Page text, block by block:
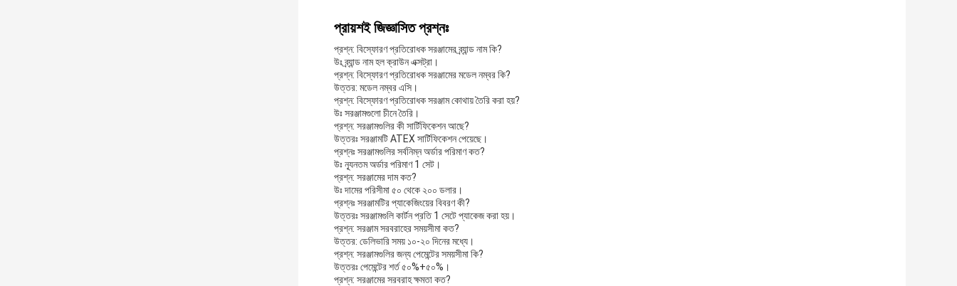
প্রায়শই জিজ্ঞাসিত প্রশ্নঃ
প্রশ্ন: বিস্ফোরণ প্রতিরোধক সরঞ্জামের ব্র্যান্ড নাম কি?
উঃ ব্র্যান্ড নাম হল ক্রাউন এক্সট্রা।
প্রশ্ন: বিস্ফোরণ প্রতিরোধক সরঞ্জামের মডেল নম্বর কি?
উত্তর: মডেল নম্বর এসি।
প্রশ্ন: বিস্ফোরণ প্রতিরোধক সরঞ্জাম কোথায় তৈরি করা হয়?
উঃ সরঞ্জামগুলো চীনে তৈরি।
প্রশ্ন: সরঞ্জামগুলির কী সার্টিফিকেশন আছে?
উত্তরঃ সরঞ্জামটি ATEX সার্টিফিকেশন পেয়েছে।
প্রশ্নঃ সরঞ্জামগুলির সর্বনিম্ন অর্ডার পরিমাণ কত?
উঃ ন্যূনতম অর্ডার পরিমাণ 1 সেট।
প্রশ্ন: সরঞ্জামের দাম কত?
উঃ দামের পরিসীমা ৫০ থেকে ২০০ ডলার।
প্রশ্নঃ সরঞ্জামটির প্যাকেজিংয়ের বিবরণ কী?
উত্তরঃ সরঞ্জামগুলি কার্টন প্রতি 1 সেটে প্যাকেজ করা হয়।
প্রশ্ন: সরঞ্জাম সরবরাহের সময়সীমা কত?
উত্তর: ডেলিভারি সময় ১০-২০ দিনের মধ্যে।
প্রশ্ন: সরঞ্জামগুলির জন্য পেমেন্টের সময়সীমা কি?
উত্তরঃ পেমেন্টের শর্ত ৫০%+৫০%।
প্রশ্ন: সরঞ্জামের সরবরাহ ক্ষমতা কত?